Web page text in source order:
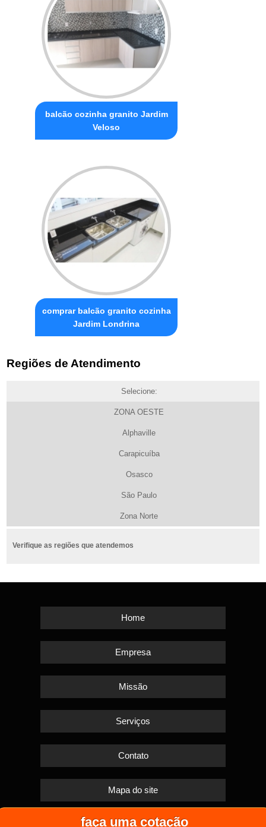
faça uma cotação
balcão cozinha granito Jardim
Veloso
comprar balcão granito cozinha
Jardim Londrina
Regiões de Atendimento
Selecione:
ZONA OESTE
Alphaville
Carapicuíba
Osasco
São Paulo
Zona Norte
Verifique as regiões que atendemos
Home
Empresa
Missão
Serviços
Contato
Mapa do site